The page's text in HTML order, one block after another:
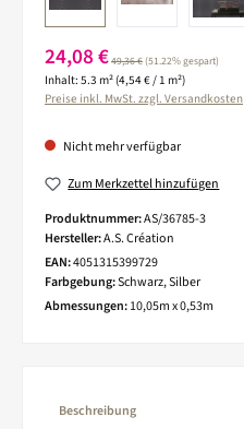
Verkaufspreis:
24,08 €Regulärer Preis:
49,36 €(51.22% gespart)
Inhalt: 5.3 m² (4,54 € / 1 m²)
Preise inkl. MwSt. zzgl. Versandkosten
Nicht mehr verfügbar
Zum Merkzettel hinzufügen
Produktnummer:AS/36785-3
Hersteller:A.S. Création
EAN:4051315399729
Farbgebung:Schwarz, Silber
Abmessungen:10,05m x 0,53m
Beschreibung